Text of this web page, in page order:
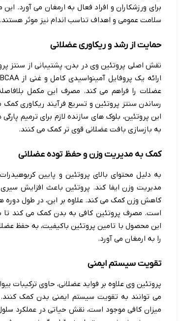
برای ورزشکاران و افراد فعال به ارمغان می آورد.
سلامت عمومی و اهداف تناسب اندام نیز موثر هستند.
حمایت از رشد و ریکاوری عضلانی
عضلات را فراهم می کند. مصرف این مکمل
رساندن سنتز پروتئین و تسریع فرآیند ریکاوری
این پروتئین، بلوک های سازنده لازم برای ترمیم
به بازسازی بافت عضلانی قوی تر کمک می کنند.
کمک به مدیریت وزن و حفظ توده عضلانی
مدیریت وزن ایفا کند. پروتئین باعث افزایش
کاهش وزن کمک می کند. علاوه بر این، در طول دوره
است. مصرف پروتئین کافی به بدن کمک می کند تا
این محصول با تامین پروتئین باکیفیت، به حفظ
را به ارمغان می آورد.
تقویت سیستم ایمنی
پروتئین وی علاوه بر فواید عضلانی، حاوی ترکیبات
می توانند به تقویت سیستم ایمنی بدن کمک
میزان کافی موجود است، نقش حیاتی در عملکرد